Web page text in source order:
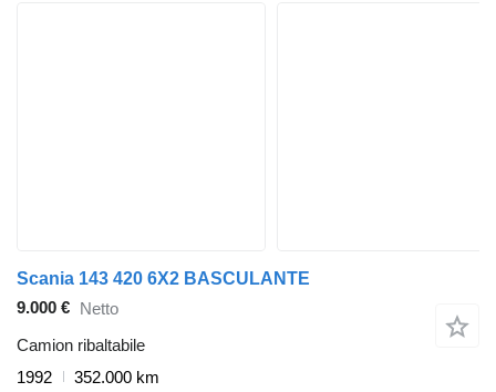
Scania 143 420 6X2 BASCULANTE
9.000 € Netto
Camion ribaltabile
1992
352.000 km